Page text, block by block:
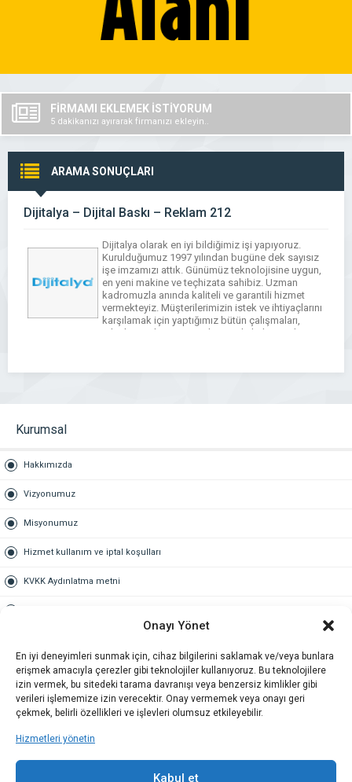
Onayı Yönet
En iyi deneyimleri sunmak için, cihaz bilgilerini saklamak ve/veya bunlara
erişmek amacıyla çerezler gibi teknolojiler kullanıyoruz. Bu teknolojilere
izin vermek, bu sitedeki tarama davranışı veya benzersiz kimlikler gibi
verileri işlememize izin verecektir. Onay vermemek veya onayı geri
çekmek, belirli özellikleri ve işlevleri olumsuz etkileyebilir.
Hizmetleri yönetin
Kabul et
FİRMAMI EKLEMEK İSTİYORUM
5 dakikanızı ayırarak firmanızı ekleyin..
ARAMA SONUÇLARI
Dijitalya – Dijital Baskı – Reklam 212
Dijitalya olarak en iyi bildiğimiz işi yapıyoruz.
Kurulduğumuz 1997 yılından bugüne dek sayısız
işe imzamızı attık. Günümüz teknolojisine uygun,
en yeni makine ve teçhizata sahibiz. Uzman
kadromuzla anında kaliteli ve garantili hizmet
vermekteyiz. Müşterilerimizin istek ve ihtiyaçlarını
karşılamak için yaptığımız bütün çalışmaları,
teknik esaslara göre geliştirmek, kalitesini her
Kurumsal
Hakkımızda
Vizyonumuz
Misyonumuz
Hizmet kullanım ve iptal koşulları
KVKK Aydınlatma metni
Gold üyelik nedir
Kariyer
İş Başvuru Formu